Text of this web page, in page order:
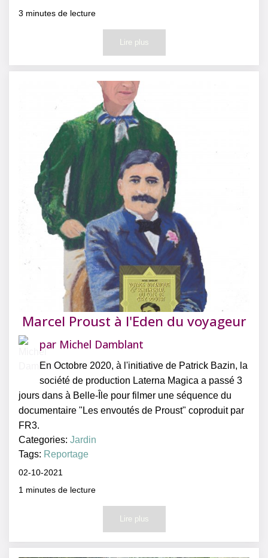
3 minutes de lecture
Lire plus
Marcel Proust à l'Eden du voyageur
par Michel Damblant
En Octobre 2020, à l'initiative de Patrick Bazin, la
société de production Laterna Magica a passé 3
jours dans à Belle-Île pour filmer une séquence du
documentaire "Les envoutés de Proust" coproduit par
FR3.
Categories:Jardin
Tags: Reportage
02-10-2021
1 minutes de lecture
Lire plus